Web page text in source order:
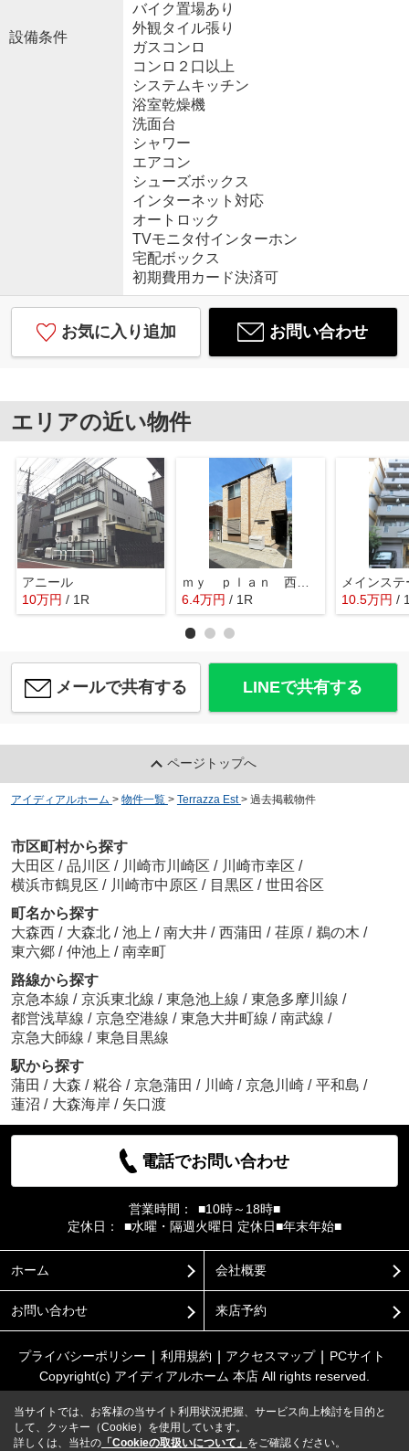
設備条件
バイク置場あり
外観タイル張り
ガスコンロ
コンロ２口以上
システムキッチン
浴室乾燥機
洗面台
シャワー
エアコン
シューズボックス
インターネット対応
オートロック
TVモニタ付インターホン
宅配ボックス
初期費用カード決済可
お気に入り追加 お問い合わせ
エリアの近い物件
アニール
10万円 / 1R
ｍｙ ｐｌａｎ 西中延
6.4万円 / 1R
メインス
10.5万円 /
メールで共有する LINEで共有する
ページトップへ
アイディアルホーム > 物件一覧 > Terrazza Est > 過去掲載物件
市区町村から探す
大田区 / 品川区 / 川崎市川崎区 / 川崎市幸区 /
横浜市鶴見区 / 川崎市中原区 / 目黒区 / 世田谷区
町名から探す
大森西 / 大森北 / 池上 / 南大井 / 西蒲田 / 荏原 / 鵜の木 /
東六郷 / 仲池上 / 南幸町
路線から探す
京急本線 / 京浜東北線 / 東急池上線 / 東急多摩川線 /
都営浅草線 / 京急空港線 / 東急大井町線 / 南武線 /
京急大師線 / 東急目黒線
駅から探す
蒲田 / 大森 / 糀谷 / 京急蒲田 / 川崎 / 京急川崎 / 平和島 /
蓮沼 / 大森海岸 / 矢口渡
電話でお問い合わせ
営業時間：
■10時～18時■
定休日：
■水曜・隔週火曜日 定休日■年末年始■
ホーム 会社概要
お問い合わせ 来店予約
プライバシーポリシー 利用規約 アクセスマップ
PCサイト
Copyright(c) アイディアルホーム 本店 All rights reserved.
当サイトでは、お客様の当サイト利用状況把握、サービス向上検討を目的と
して、クッキー（Cookie）を使用しています。
詳しくは、当社の 「Cookieの取扱いについて」 をご確認ください。